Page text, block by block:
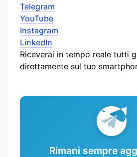
Telegram
YouTube
Instagram
LinkedIn
Riceverai in tempo reale tutti
direttamente sul tuo
Rimani sempre